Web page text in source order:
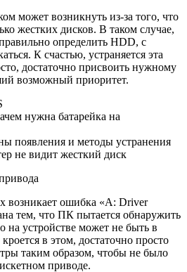
может возникнуть из-за того, что
жестких дисков. В таком случае,
определить HDD, с
К счастью, устраняется эта
достаточно присвоить нужному
возможный приоритет.
нужна батарейка на
появления и методы устранения
не видит жесткий диск
возникает ошибка «A: Driver
тем, что ПК пытается обнаружить
на устройстве может не быть в
в этом, достаточно просто
таким образом, чтобы не было
приводе.